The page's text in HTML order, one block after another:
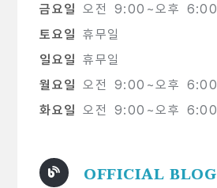
금요일 오전 9:00~오후 6:00
토요일 휴무일
일요일 휴무일
월요일 오전 9:00~오후 6:00
화요일 오전 9:00~오후 6:00
OFFICIAL BLOG